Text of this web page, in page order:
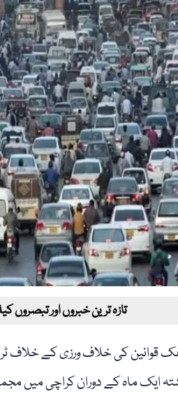
تازہ ترین خبروں اور
قوانین کی خلاف ورزی کے خلاف